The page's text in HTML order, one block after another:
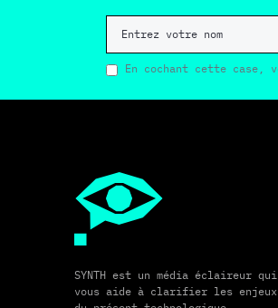
En cochant cette case,
SYNTH est un média éclaireur qui
vous aide à clarifier les enjeux